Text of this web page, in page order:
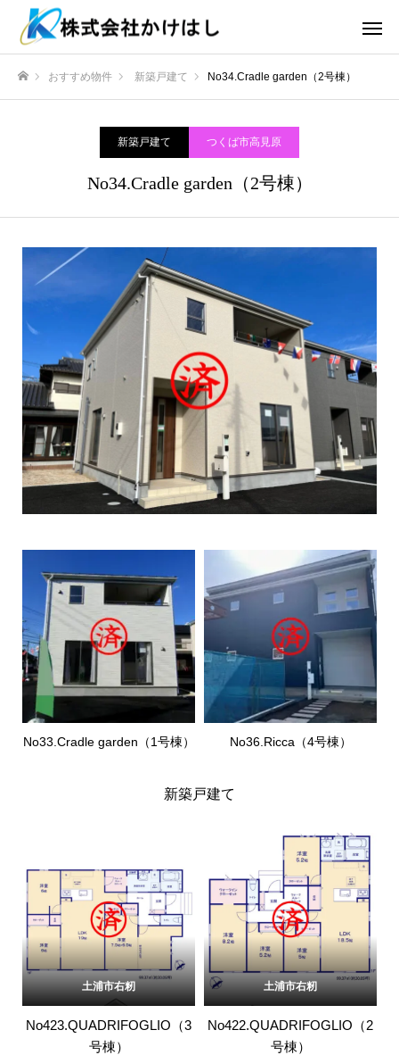
おすすめ物件 新築戸建て No34.Cradle garden（2号棟）
新築戸建て つくば市高見原
No34.Cradle garden（2号棟）
No33.Cradle garden（1号棟） No36.Ricca（4号棟）
新築戸建て
土浦市右籾
No423.QUADRIFOGLIO（3
号棟）
土浦市右籾
No422.QUADRIFOGLIO（2
号棟）